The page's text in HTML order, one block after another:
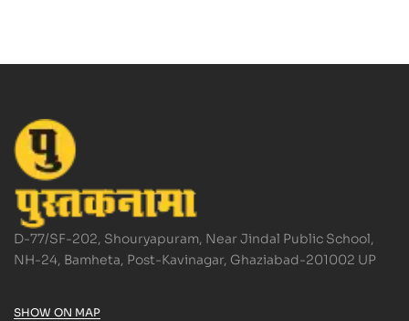
D-77/SF-202, Shouryapuram, Near Jindal Public School,
NH-24, Bamheta, Post-Kavinagar, Ghaziabad-201002 UP
SHOW ON MAP